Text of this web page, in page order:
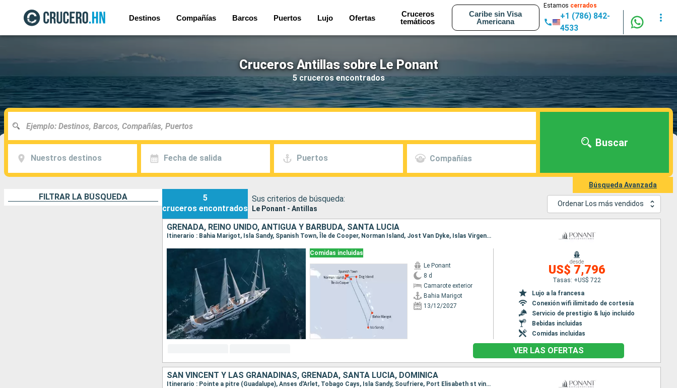
Destinos Compañías Barcos Puertos Lujo Ofertas
Cruceros
temáticos
Caribe sin Visa
Americana
Estamos cerrados
+1 (786) 842-
4533
Cruceros Antillas sobre Le Ponant
5 cruceros encontrados
Nuestros destinos Fecha de salida Puertos Compañías
Buscar
Búsqueda Avanzada
FILTRAR LA BÚSQUEDA
5
cruceros encontrados
Sus criterios de búsqueda:
Le Ponant - Antillas
Ordenar Los más vendidos
GRENADA, REINO UNIDO, ANTIGUA Y BARBUDA, SANTA LUCIA
Itinerario : Bahia Marigot, Isla Sandy, Spanish Town, Île de Cooper, Norman Island, Jost Van Dyke, Islas Virgenes, Dog Island, Bahia Marigot
Comidas incluidas
Le Ponant
8 d
Camarote exterior
Bahia Marigot
13/12/2027
desde
US$ 7,796
Tasas: +US$ 722
Lujo a la francesa
Conexión wifi ilimitado de cortesía
Servicio de prestigio & lujo incluido
Bebidas incluidas
Comidas incluidas
VER LAS OFERTAS
SAN VINCENT Y LAS GRANADINAS, GRENADA, SANTA LUCIA, DOMINICA
Itinerario : Pointe a pitre (Guadalupe), Anses d'Arlet, Tobago Cays, Isla Sandy, Soufriere, Port Elisabeth st vincent, Portsmouth ( La Dominique) , Marie Galante, Pointe a pitre (Guadalupe)